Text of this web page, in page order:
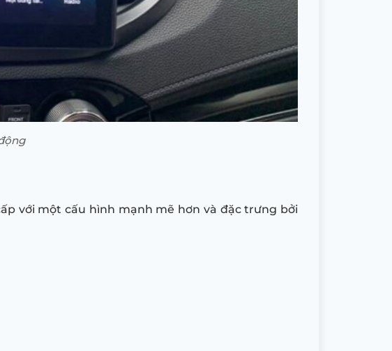
với một cấu hình mạnh mẽ hơn và đặc trưng bởi